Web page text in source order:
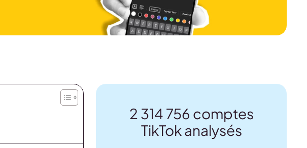
2 314 756 comptes
TikTok analysés